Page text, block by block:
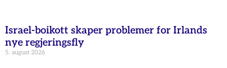
Israel-boikott skaper problemer for Irlands
nye regjeringsfly
5. august 2026